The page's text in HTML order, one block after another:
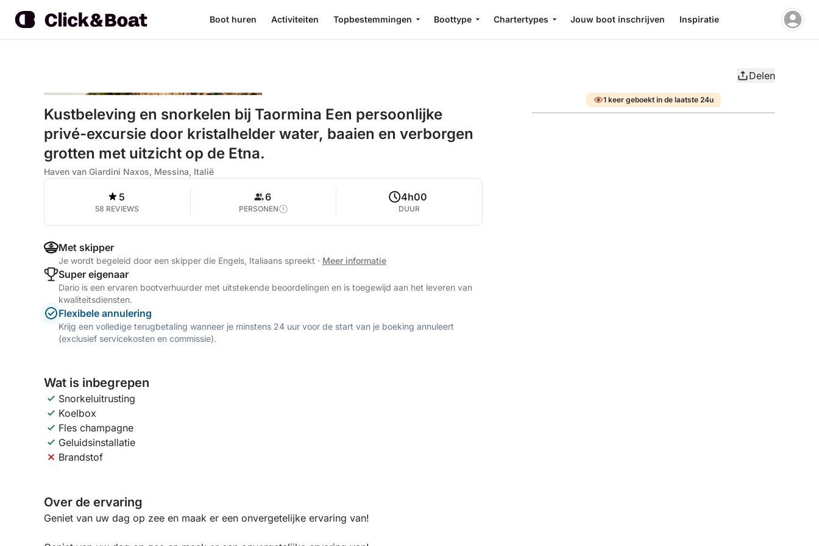
Boot huren Activiteiten Topbestemmingen Boottype Chartertypes Jouw boot inschrijven Inspiratie
Delen
Kustbeleving en snorkelen bij Taormina Een persoonlijke
privé-excursie door kristalhelder water, baaien en verborgen
grotten met uitzicht op de Etna.
Haven van Giardini Naxos, Messina, Italië
5
58 REVIEWS
6
PERSONEN
4h00
DUUR
Met skipper
Je wordt begeleid door een skipper die Engels, Italiaans spreekt · Meer informatie
Super eigenaar
Dario is een ervaren bootverhuurder met uitstekende beoordelingen en is toegewijd aan het leveren van
kwaliteitsdiensten.
Flexibele annulering
Krijg een volledige terugbetaling wanneer je minstens 24 uur voor de start van je boeking annuleert
(exclusief servicekosten en commissie).
Wat is inbegrepen
Snorkeluitrusting
Koelbox
Fles champagne
Geluidsinstallatie
Brandstof
Over de ervaring
Geniet van uw dag op zee en maak er een onvergetelijke ervaring van!
1 keer geboekt in de laatste 24u